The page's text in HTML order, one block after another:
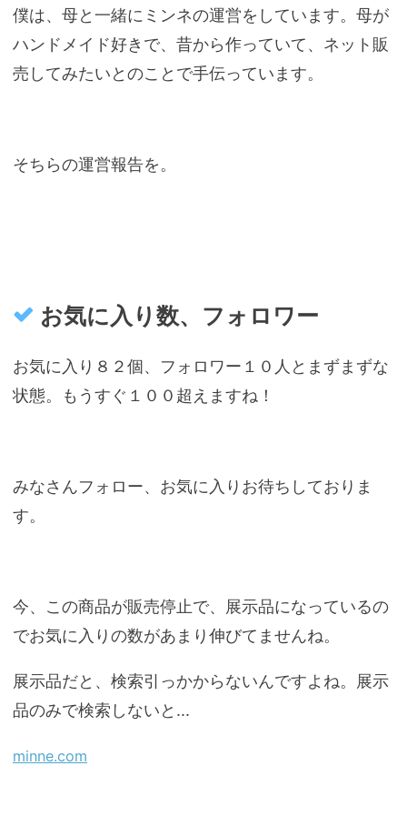
僕は、母と一緒にミンネの運営をしています。母が
ハンドメイド好きで、昔から作っていて、ネット販
売してみたいとのことで手伝っています。
そちらの運営報告を。
お気に入り数、フォロワー
お気に入り８２個、フォロワー１０人とまずまずな
状態。もうすぐ１００超えますね！
みなさんフォロー、お気に入りお待ちしておりま
す。
今、この商品が販売停止で、展示品になっているの
でお気に入りの数があまり伸びてませんね。
展示品だと、検索引っかからないんですよね。展示
品のみで検索しないと...
minne.com